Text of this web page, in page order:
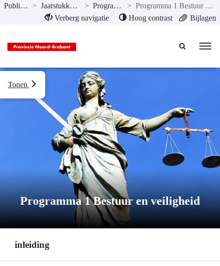
Naar hoofdinhoud
Publicaties > Jaarstukken 2024 > Programma’s >
Programma 1 Bestuur en veiligheid
Verberg navigatie
Hoog contrast Bijlagen
Programma 1 Bestuur en veiligheid
Tonen
inleiding